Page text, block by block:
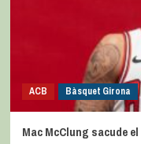
ACB Bàsquet Girona
Mac McClung sacude